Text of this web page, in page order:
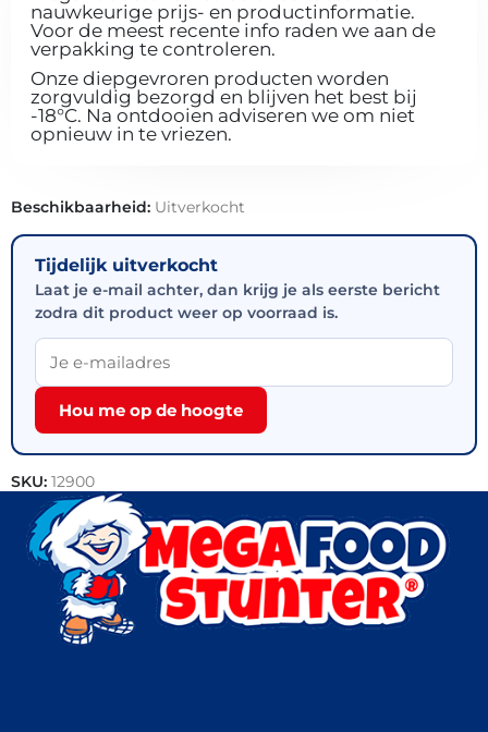
nauwkeurige prijs- en productinformatie.
Voor de meest recente info raden we aan de
verpakking te controleren.
Onze diepgevroren producten worden
zorgvuldig bezorgd en blijven het best bij
-18°C. Na ontdooien adviseren we om niet
opnieuw in te vriezen.
Beschikbaarheid: Uitverkocht
Tijdelijk uitverkocht
Laat je e-mail achter, dan krijg je als eerste bericht
zodra dit product weer op voorraad is.
Hou me op de hoogte
SKU: 12900
Categorieën:Bakkerij